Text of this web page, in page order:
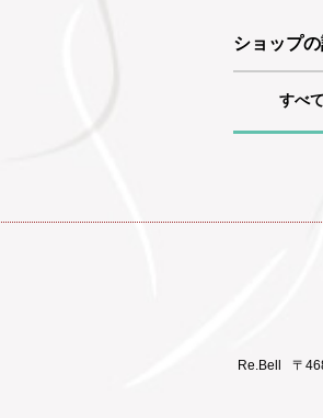
ショップ
すべて
Re.Bell 〒